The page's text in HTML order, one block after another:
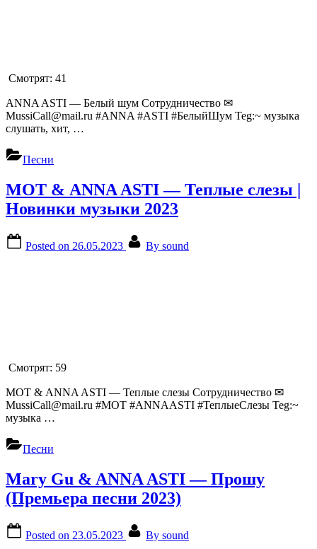
Смотрят: 41
ANNA ASTI — Белый шум Сотрудничество ✉
MussiCall@mail.ru #ANNA #ASTI #БелыйШум Teg:~ музыка
слушать, хит, …
Песни
МОТ & ANNA ASTI — Теплые слезы |
Новинки музыки 2023
Posted on 26.05.2023 By sound
Смотрят: 59
МОТ & ANNA ASTI — Теплые слезы Сотрудничество ✉
MussiCall@mail.ru #МОТ #ANNAASTI #ТеплыеСлезы Teg:~
музыка …
Песни
Mary Gu & ANNA ASTI — Прошу
(Премьера песни 2023)
Posted on 23.05.2023 By sound